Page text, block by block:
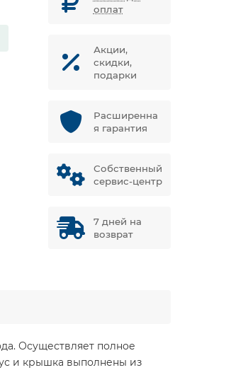
оплат
Акции,
скидки,
подарки
Расширенна
я гарантия
Собственный
сервис-центр
7 дней на
возврат
Осуществляет полное
и крышка выполнены из